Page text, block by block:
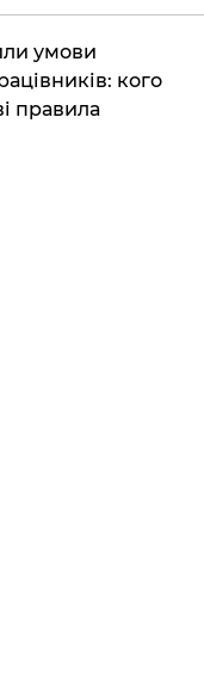
умови
кого
правила